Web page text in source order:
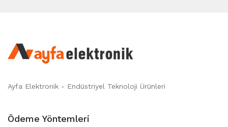
Ayfa Elektronik - Endüstriyel Teknoloji Ürünleri
Ödeme Yöntemleri